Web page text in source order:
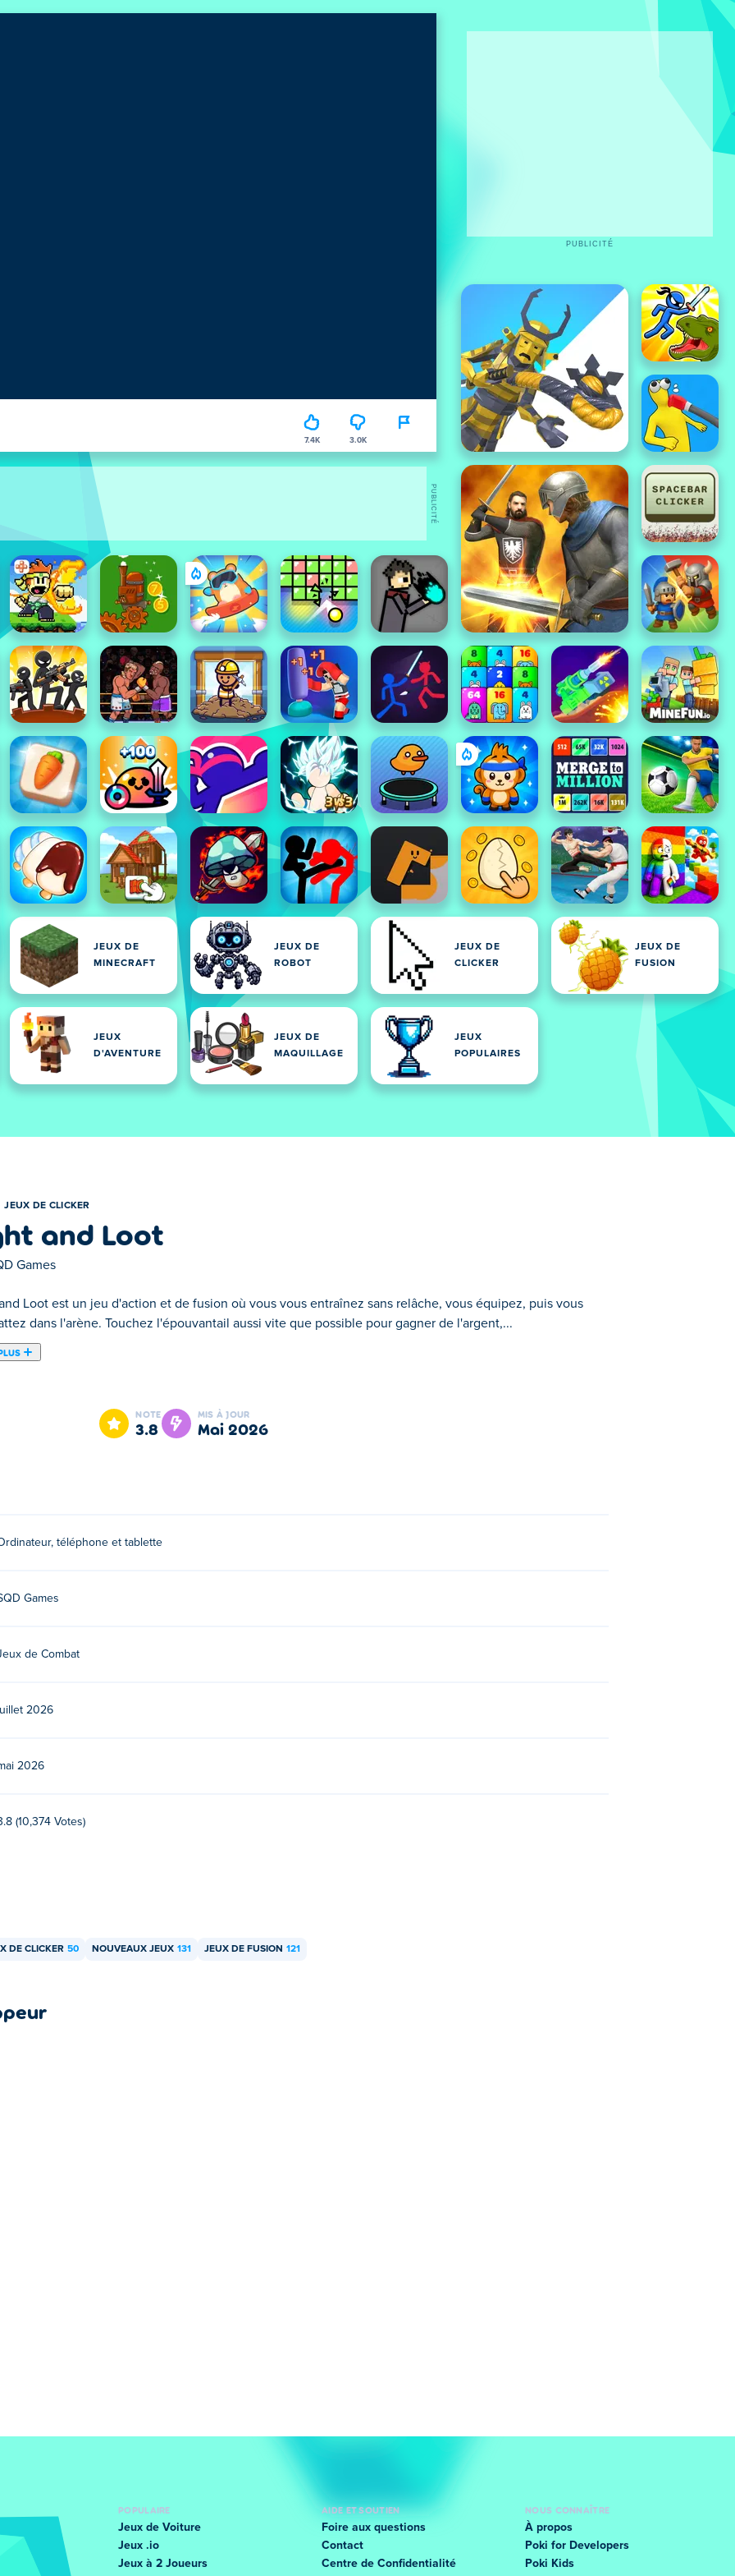
7.4K 3.0K
JEUX DE
MINECRAFT
JEUX DE
ROBOT
JEUX DE
CLICKER
JEUX DE
FUSION
JEUX
D'AVENTURE
JEUX DE
MAQUILLAGE
JEUX
POPULAIRES
PUBLICITÉ
PUBLICITÉ
JEUX DE CLICKER
and Loot
Games
Loot est un jeu d'action et de fusion où vous vous entraînez sans relâche, vous équipez, puis vous
dans l'arène. Touchez l'épouvantail aussi vite que possible pour gagner de l'argent,...
où vous vous entraînez sans relâche, vous équipez, puis vous combattez dans l'arène. Touchez
dans l'arène et mettez votre équipement amélioré à l'épreuve face à des ennemis de plus en plus
sur le ring ?
Loot sur Poki.
NOTE
3.8
MIS À JOUR
mai 2026
téléphone et tablette
Games
de Combat
2026
2026
(10,374 Votes)
DE CLICKER 50 NOUVEAUX JEUX 131 JEUX DE FUSION 121
POPULAIRE
Jeux de Voiture
Jeux .io
Jeux à 2 Joueurs
AIDE ET SOUTIEN
Foire aux questions
Contact
Centre de Confidentialité
NOUS CONNAÎTRE
À propos
Poki for Developers
Poki Kids